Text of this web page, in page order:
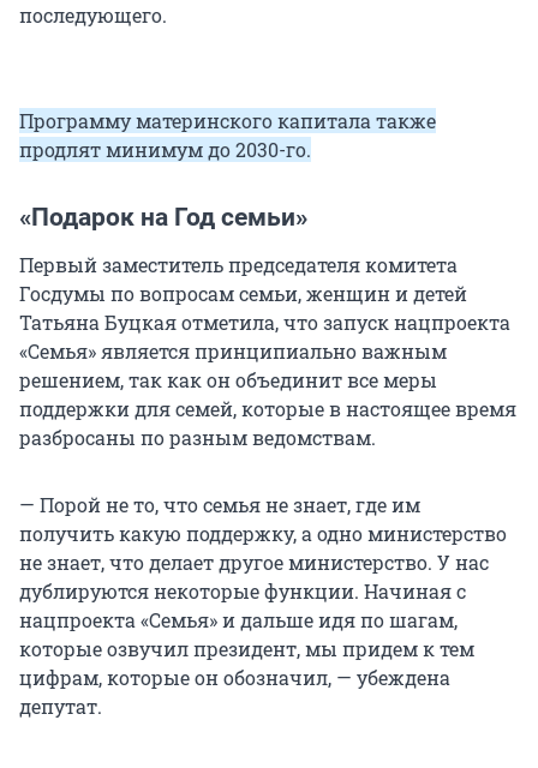
последующего.
Программу материнского капитала также
продлят минимум до 2030-го.
«Подарок на Год семьи»
Первый заместитель председателя комитета
Госдумы по вопросам семьи, женщин и детей
Татьяна Буцкая отметила, что запуск нацпроекта
«Семья» является принципиально важным
решением, так как он объединит все меры
поддержки для семей, которые в настоящее время
разбросаны по разным ведомствам.
— Порой не то, что семья не знает, где им
получить какую поддержку, а одно министерство
не знает, что делает другое министерство. У нас
дублируются некоторые функции. Начиная с
нацпроекта «Семья» и дальше идя по шагам,
которые озвучил президент, мы придем к тем
цифрам, которые он обозначил, — убеждена
депутат.